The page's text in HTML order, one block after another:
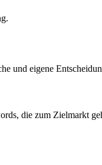
und eigene
die zum Zielmarkt